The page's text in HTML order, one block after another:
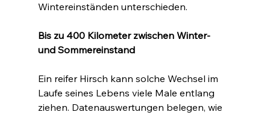
Wintereinständen unterschieden.
Bis zu 400 Kilometer zwischen Winter-
und Sommereinstand
Ein reifer Hirsch kann solche Wechsel im
Laufe seines Lebens viele Male entlang
ziehen. Datenauswertungen belegen, wie